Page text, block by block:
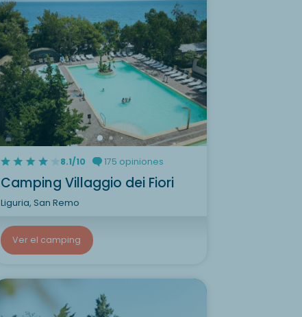
8.1/10 175 opiniones
Camping Villaggio dei Fiori
Liguria, San Remo
Ver el camping